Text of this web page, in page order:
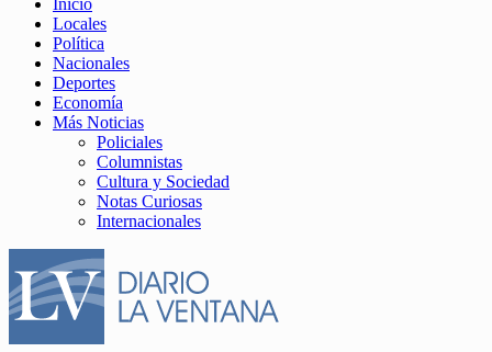
Inicio
Locales
Política
Nacionales
Deportes
Economía
Más Noticias
Policiales
Columnistas
Cultura y Sociedad
Notas Curiosas
Internacionales